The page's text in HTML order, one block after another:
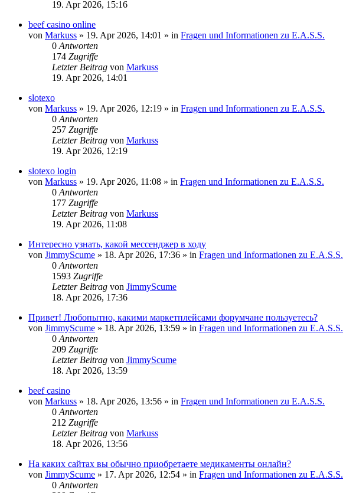
19. Apr 2026, 15:16
beef casino online
von Markuss » 19. Apr 2026, 14:01 » in Fragen und Informationen zu E.A.S.S.
0Antworten
174 Zugriffe
Letzter Beitrag von Markuss
19. Apr 2026, 14:01
slotexo
von Markuss » 19. Apr 2026, 12:19 » in Fragen und Informationen zu E.A.S.S.
0Antworten
257 Zugriffe
Letzter Beitrag von Markuss
19. Apr 2026, 12:19
slotexo login
von Markuss » 19. Apr 2026, 11:08 » in Fragen und Informationen zu E.A.S.S.
0Antworten
177 Zugriffe
Letzter Beitrag von Markuss
19. Apr 2026, 11:08
Интересно узнать, какой мессенджер в ходу
von JimmyScume » 18. Apr 2026, 17:36 » in Fragen und Informationen zu E.A.S.S.
0Antworten
1593 Zugriffe
Letzter Beitrag von JimmyScume
18. Apr 2026, 17:36
Привет! Любопытно, какими маркетплейсами форумчане пользуетесь?
von JimmyScume » 18. Apr 2026, 13:59 » in Fragen und Informationen zu E.A.S.S.
0Antworten
209 Zugriffe
Letzter Beitrag von JimmyScume
18. Apr 2026, 13:59
beef casino
von Markuss » 18. Apr 2026, 13:56 » in Fragen und Informationen zu E.A.S.S.
0Antworten
212 Zugriffe
Letzter Beitrag von Markuss
18. Apr 2026, 13:56
На каких сайтах вы обычно приобретаете медикаменты онлайн?
von JimmyScume » 17. Apr 2026, 12:54 » in Fragen und Informationen zu E.A.S.S.
0Antworten